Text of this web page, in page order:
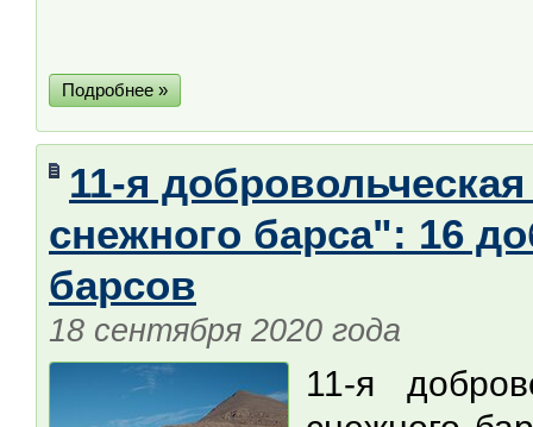
Подробнее »
11-я
снежного барса": 16
барсов
18 сентября 2020 года
11-я